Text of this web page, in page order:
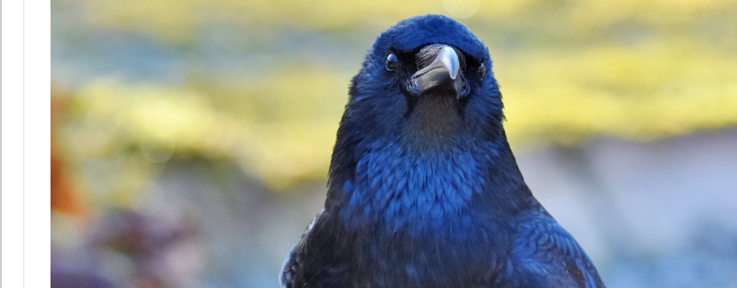
Tiergruppen
Forschung
aktuell
aller
Kommunikation